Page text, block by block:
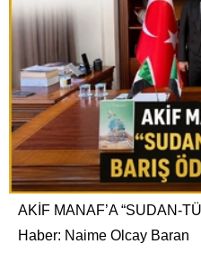
AKİF MANAF’A “SUDAN-
Haber: Naime Olcay Baran